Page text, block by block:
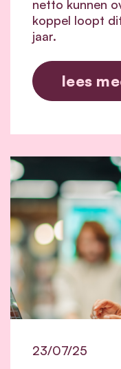
netto kunnen
koppel loopt
jaar.
lees
23/07/25